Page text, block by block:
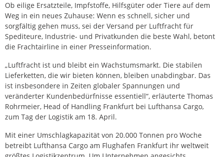
Ob eilige Ersatzteile, Impfstoffe, Hilfsgüter oder Tiere auf dem
Weg in ein neues Zuhause: Wenn es schnell, sicher und
sorgfältig gehen muss, sei der Versand per Luftfracht für
Spediteure, Industrie- und Privatkunden die beste Wahl, betont
die Frachtairline in einer Presseinformation.
„Luftfracht ist und bleibt ein Wachstumsmarkt. Die stabilen
Lieferketten, die wir bieten können, bleiben unabdingbar. Das
ist insbesondere in Zeiten globaler Spannungen und
veränderter Kundenbedürfnisse essentiell“, erläuterte Thomas
Rohrmeier, Head of Handling Frankfurt bei Lufthansa Cargo,
zum Tag der Logistik am 18. April.
Mit einer Umschlagkapazität von 20.000 Tonnen pro Woche
betreibt Lufthansa Cargo am Flughafen Frankfurt ihr weltweit